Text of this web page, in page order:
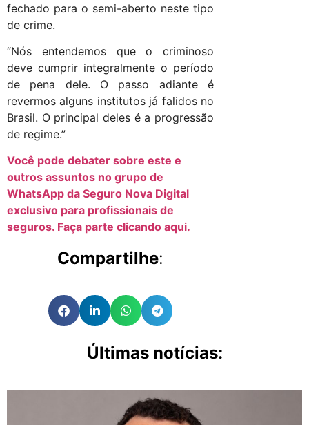
fechado para o semi-aberto neste tipo
de crime.
“Nós entendemos que o criminoso
deve cumprir integralmente o período
de pena dele. O passo adiante é
revermos alguns institutos já falidos no
Brasil. O principal deles é a progressão
de regime.”
Você pode debater sobre este e
outros assuntos no grupo de
WhatsApp da Seguro Nova Digital
exclusivo para profissionais de
seguros. Faça parte clicando aqui.
Compartilhe:
Últimas notícias: